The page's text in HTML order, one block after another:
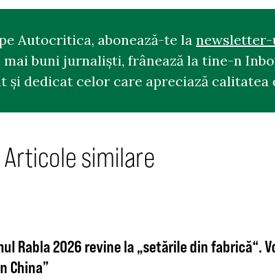
Autocritica, abonează-te la
buni jurnaliști, frânează la tine-n
și dedicat celor care apreciază calitatea
Articole similare
Rabla 2026 revine la „setările din fabrică“.
China”